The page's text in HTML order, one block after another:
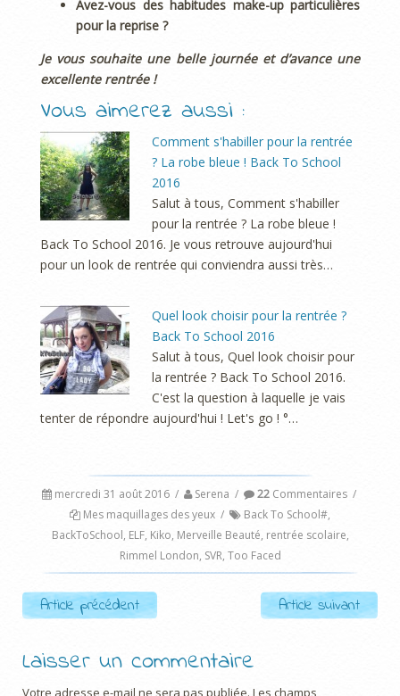
Avez-vous des habitudes make-up particulières
pour la reprise ?
Je vous souhaite une belle journée et d’avance une
excellente rentrée !
Vous aimerez aussi :
Comment s'habiller pour la rentrée
? La robe bleue ! Back To School
2016
Salut à tous, Comment s'habiller
pour la rentrée ? La robe bleue !
Back To School 2016. Je vous retrouve aujourd'hui
pour un look de rentrée qui conviendra aussi très…
Quel look choisir pour la rentrée ?
Back To School 2016
Salut à tous, Quel look choisir pour
la rentrée ? Back To School 2016.
C'est la question à laquelle je vais
tenter de répondre aujourd'hui ! Let's go ! °…
mercredi 31 août 2016 / Serena / 22Commentaires /
Mes maquillages des yeux / Back To School#,
BackToSchool, ELF, Kiko, Merveille Beauté, rentrée scolaire,
Rimmel London, SVR, Too Faced
Post navigation
Article précédent Article suivant
Laisser un commentaire
Votre adresse e-mail ne sera pas publiée. Les champs